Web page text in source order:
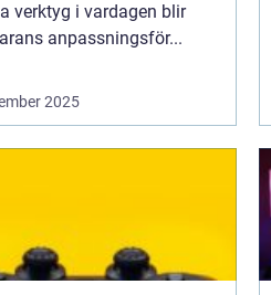
verktyg i vardagen blir
anpassningsför...
2025